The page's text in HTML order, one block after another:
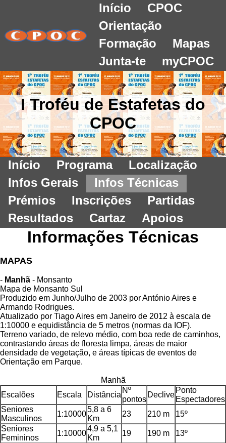
Início
CPOC
Orientação
Formação
Mapas
Junta-te
myCPOC
I Troféu de Estafetas do
CPOC
Início Programa
Localização
Infos Gerais
Infos Técnicas
Prémios
Inscrições
Partidas
Resultados
Cartaz Apoios
Informações Técnicas
MAPAS
- Manhã - Monsanto
Mapa de Monsanto Sul
Produzido em Junho/Julho de 2003 por António Aires e
Armando Rodrigues.
Atualizado por Tiago Aires em Janeiro de 2012 à escala de
1:10000 e equidistância de 5 metros (normas da IOF).
Terreno variado, de relevo médio, com boa rede de caminhos,
contrastando áreas de floresta limpa, áreas de maior
densidade de vegetação, e áreas típicas de eventos de
Orientação em Parque.
Manhã
Escalões
Escala Distância
Nº
pontos
Declive
Ponto
Espectadores
Seniores
Masculinos
1:10000
5,8 a 6
Km
23 210 m
15º
Seniores
Femininos
1:10000
4,9 a 5,1
Km
19 190 m
13º